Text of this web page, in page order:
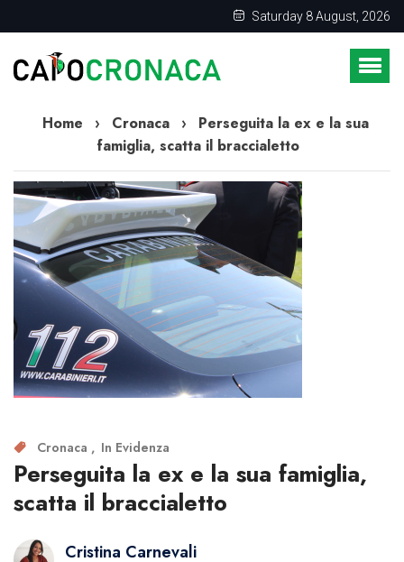
Saturday 8 August, 2026
Home › Cronaca ›
Perseguita la ex e la sua
famiglia, scatta il braccialetto
Cronaca In Evidenza
Perseguita la ex e la sua famiglia,
scatta il braccialetto
Cristina Carnevali